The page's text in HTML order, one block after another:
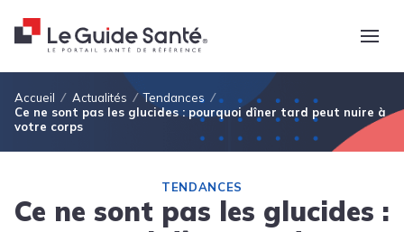
Fil d'Ariane
Accueil Actualités
Tendances
Ce ne sont pas les glucides : pourquoi dîner tard peut nuire à
votre corps
TENDANCES
Ce ne sont pas les glucides :